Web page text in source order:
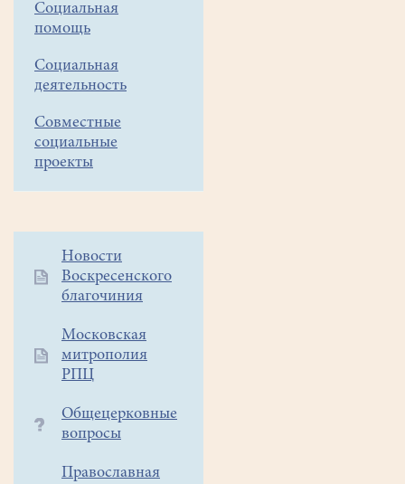
Социальная
помощь
Социальная
деятельность
Совместные
социальные
проекты
Дополнительное
меню
Новости
Воскресенского
благочиния
Московская
митрополия
РПЦ
Общецерковные
вопросы
Православная